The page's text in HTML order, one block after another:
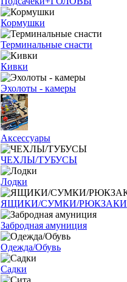
Кормушки
Терминальные снасти
Кивки
Эхолоты - камеры
Аксессуары
ЧЕХЛЫ/ТУБУСЫ
Лодки
ЯЩИКИ/СУМКИ/РЮКЗАКИ
Забродная амуниция
Одежда/Обувь
Садки